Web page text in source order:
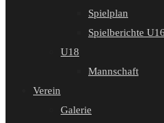
Spielplan
Spielberichte U16
U18
Mannschaft
Verein
Galerie